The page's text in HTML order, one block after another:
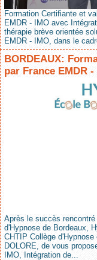
Formation Certifiante et
EMDR - IMO avec
thérapie brève orientée
EMDR - IMO, dans le
BORDEAUX:
par France EMDR
Après le succès
d'Hypnose de Bordeaux,
CHTIP Collège
DOLORE, de vous
IMO, Intégration de...